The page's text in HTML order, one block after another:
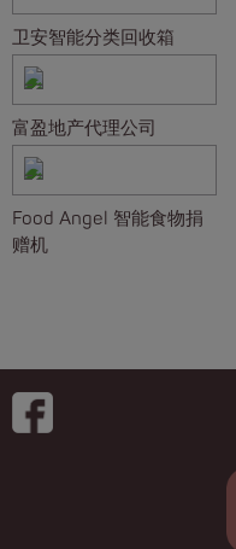
卫安智能分类回收箱️
富盈地产代理公司
Food Angel 智能食物捐
赠机